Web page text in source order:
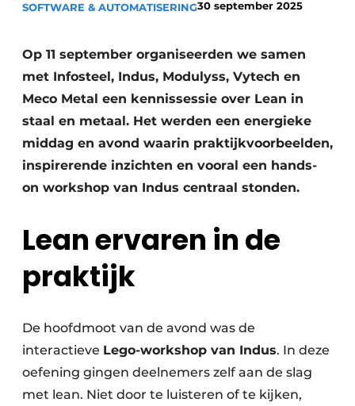
Privacy / Cookie statement
Video’s
SOFTWARE & AUTOMATISERING30 september 2025
Op 11 september organiseerden we samen
met Infosteel, Indus, Modulyss, Vytech en
Meco Metal een kennissessie over Lean in
staal en metaal. Het werden een energieke
middag en avond waarin praktijkvoorbeelden,
inspirerende inzichten en vooral een hands-
on workshop van Indus centraal stonden.
Lean ervaren in de
praktijk
De hoofdmoot van de avond was de
interactieve Lego-workshop van Indus. In deze
oefening gingen deelnemers zelf aan de slag
met lean. Niet door te luisteren of te kijken,